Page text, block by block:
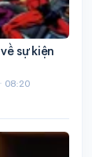
sự kiện
· 08:20